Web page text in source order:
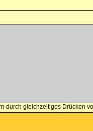
durch gleichzeitiges Drücken